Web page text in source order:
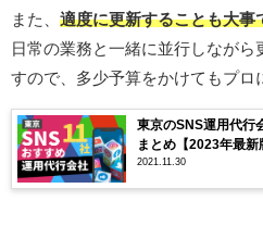
また、 適度に更新することも大事
日常の業務と一緒に並行しなが
すので、多少予算をかけてもプロ
東京のSNS運用代行
まとめ【2023年最新
2021.11.30